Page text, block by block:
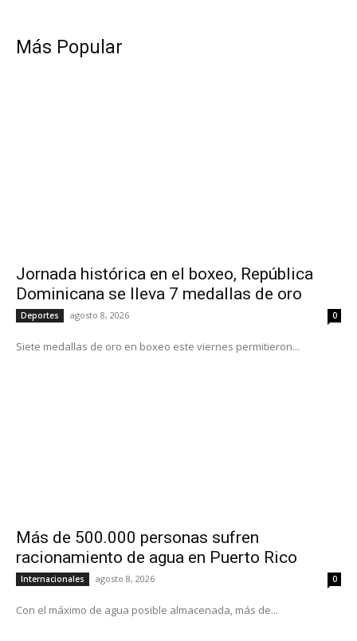
Más Popular
Jornada histórica en el boxeo, República
Dominicana se lleva 7 medallas de oro
Deportes agosto 8, 2026 0
Siete medallas de oro en boxeo este viernes permitieron...
Más de 500.000 personas sufren
racionamiento de agua en Puerto Rico
Internacionales agosto 8, 2026 0
Con el máximo de agua posible almacenada, más de...